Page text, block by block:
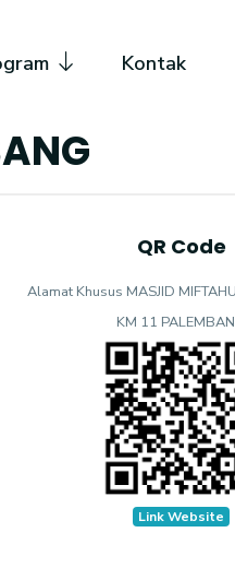
Kontak
QR Code
Alamat Khusus MASJID
KM 11
Link Website